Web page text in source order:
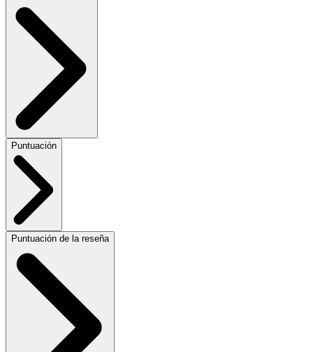
Puntuación
Puntuación de la reseña